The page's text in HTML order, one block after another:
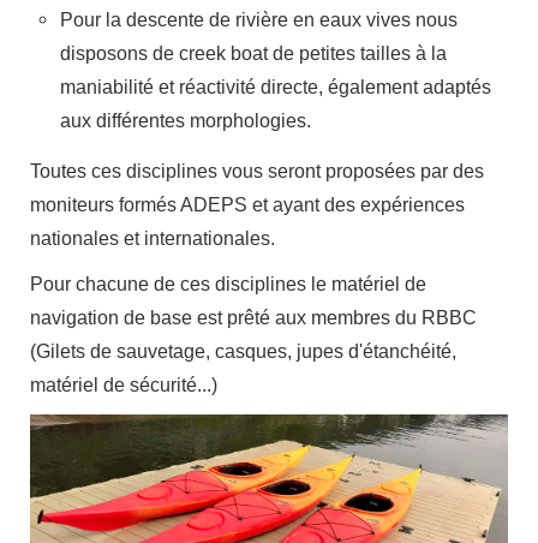
Pour la descente de rivière en eaux vives nous
disposons de creek boat de petites tailles à la
maniabilité et réactivité directe, également adaptés
aux différentes morphologies.
Toutes ces disciplines vous seront proposées par des
moniteurs formés ADEPS et ayant des expériences
nationales et internationales.
Pour chacune de ces disciplines le matériel de
navigation de base est prêté aux membres du RBBC
(Gilets de sauvetage, casques, jupes d'étanchéité,
matériel de sécurité...)